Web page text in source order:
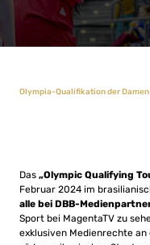
Olympia-Qualifikation der
Das „Olympic Qualifying
Februar 2024 im
alle bei DBB-
Sport bei MagentaTV zu
exklusiven Medienrechte